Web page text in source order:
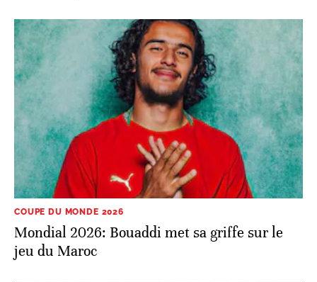
COUPE DU MONDE 2026
Mondial 2026: Bouaddi met sa griffe sur le